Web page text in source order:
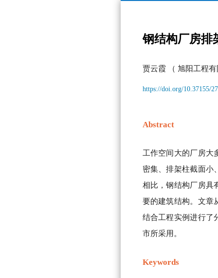
钢结构厂房排
贾云霞 （ 旭阳工程
https://doi.org/10.37155/
Abstract
工作空间大的厂房大
密集、排架柱截面小
相比，钢结构厂房具
要的建筑结构。文章
结合工程实例进行了
市所采用。
Keywords